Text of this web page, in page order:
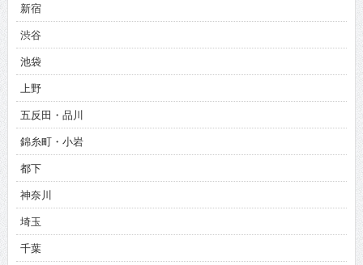
新宿
渋谷
池袋
上野
五反田・品川
錦糸町・小岩
都下
神奈川
埼玉
千葉